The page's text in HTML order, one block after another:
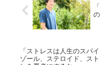
「ストレスは人生のスパ
ゾール、ステロイド、ス